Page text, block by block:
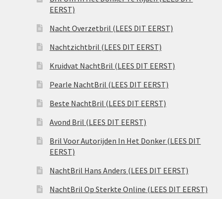
EERST)
Nacht Overzetbril (LEES DIT EERST)
Nachtzichtbril (LEES DIT EERST)
Kruidvat NachtBril (LEES DIT EERST)
Pearle NachtBril (LEES DIT EERST)
Beste NachtBril (LEES DIT EERST)
Avond Bril (LEES DIT EERST)
Bril Voor Autorijden In Het Donker (LEES DIT
EERST)
NachtBril Hans Anders (LEES DIT EERST)
NachtBril Op Sterkte Online (LEES DIT EERST)